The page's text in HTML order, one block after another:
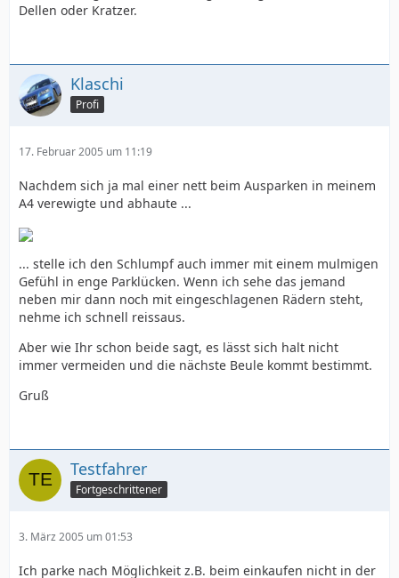
Dellen oder Kratzer.
Klaschi
Profi
17. Februar 2005 um 11:19
Nachdem sich ja mal einer nett beim Ausparken in meinem
A4 verewigte und abhaute ...
... stelle ich den Schlumpf auch immer mit einem mulmigen
Gefühl in enge Parklücken. Wenn ich sehe das jemand
neben mir dann noch mit eingeschlagenen Rädern steht,
nehme ich schnell reissaus.
Aber wie Ihr schon beide sagt, es lässt sich halt nicht
immer vermeiden und die nächste Beule kommt bestimmt.
Gruß
Testfahrer
Fortgeschrittener
3. März 2005 um 01:53
Ich parke nach Möglichkeit z.B. beim einkaufen nicht in der